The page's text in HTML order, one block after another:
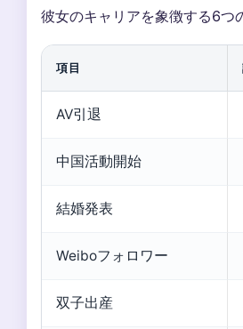
彼女のキャリアを象徴する6つ
項目
AV引退
中国活動開始
結婚発表
Weiboフォロワー
双子出産